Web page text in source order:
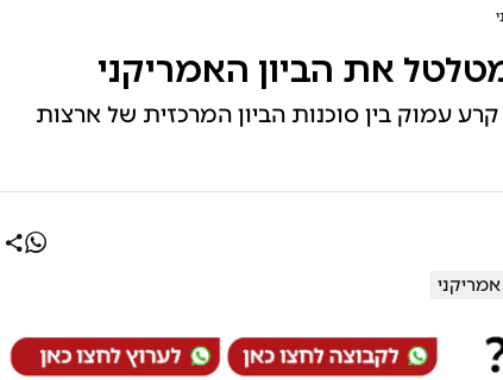
את הביון האמריקני
עמוק בין סוכנות הביון המרכזית של ארצות
אמריקני